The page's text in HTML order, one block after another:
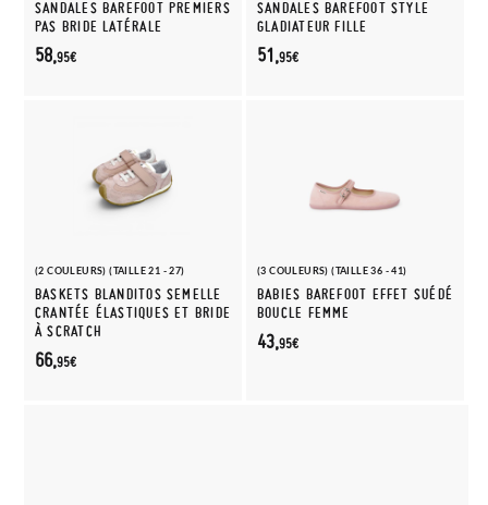
SANDALES BAREFOOT PREMIERS
PAS BRIDE LATÉRALE
58,95€
SANDALES BAREFOOT STYLE
GLADIATEUR FILLE
51,95€
(2 COULEURS) (TAILLE 21 - 27)
BASKETS BLANDITOS SEMELLE
CRANTÉE ÉLASTIQUES ET BRIDE
À SCRATCH
66,95€
(3 COULEURS) (TAILLE 36 - 41)
BABIES BAREFOOT EFFET SUÉDÉ
BOUCLE FEMME
43,95€